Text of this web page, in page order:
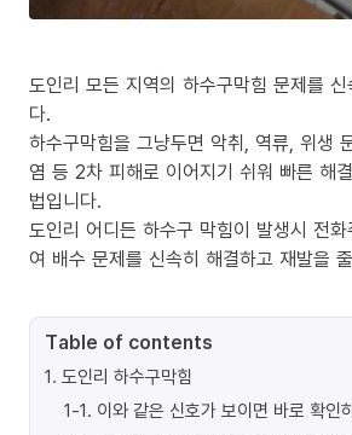
도인리 모든 지역의 하수구막힘 문제를
다.
하수구막힘을 그냥두면 악취, 역류, 위생
염 등 2차 피해로 이어지기 쉬워 빠른 해
법입니다.
도인리 어디든 하수구 막힘이 발생시 전
여 배수 문제를 신속히 해결하고 재발을
Table of contents
1. 도인리 하수구막힘
1-1. 이와 같은 신호가 보이면 바로 확인